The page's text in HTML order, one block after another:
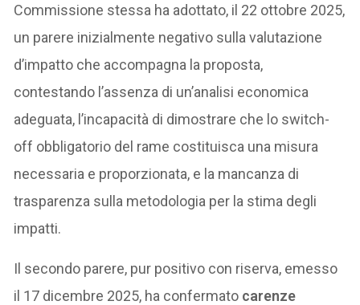
Commissione stessa ha adottato, il 22 ottobre 2025,
un parere inizialmente negativo sulla valutazione
d’impatto che accompagna la proposta,
contestando l’assenza di un’analisi economica
adeguata, l’incapacità di dimostrare che lo switch-
off obbligatorio del rame costituisca una misura
necessaria e proporzionata, e la mancanza di
trasparenza sulla metodologia per la stima degli
impatti.
Il secondo parere, pur positivo con riserva, emesso
il 17 dicembre 2025, ha confermato carenze